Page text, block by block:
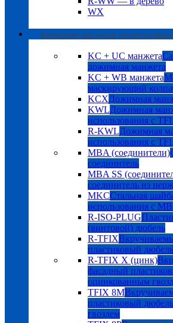
WX
Крепление фасадной теплоизоляции
KC + UC манжета
дожимная манжета
KC + WB манжета
маскирующий
KCXДожимная
KWLДожимная
использования с
R-KWLДожимная
использования с
MBA (соединители)
соединитель
MBA SS
соединитель из
MKCСтальная
использования с
R-ISO-PLUG
(винтовой) дюбель
R-TFIX
пластиковый дюбель
R-TFIX X (цинк)
фасадный
оцинкованным
TFIX 8M
пластиковый
гвоздем